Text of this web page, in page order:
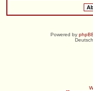
Powered by